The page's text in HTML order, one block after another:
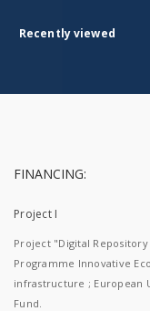
Recently viewed
FINANCING:
Project I
Project "Digital
Programme Innovative
infrastructure ; European
Fund.